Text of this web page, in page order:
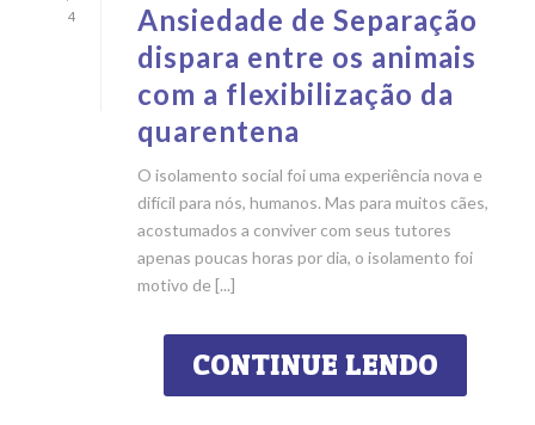
4
Ansiedade de Separação
dispara entre os animais
com a flexibilização da
quarentena
O isolamento social foi uma experiência nova e
difícil para nós, humanos. Mas para muitos cães,
acostumados a conviver com seus tutores
apenas poucas horas por dia, o isolamento foi
motivo de [...]
CONTINUE LENDO